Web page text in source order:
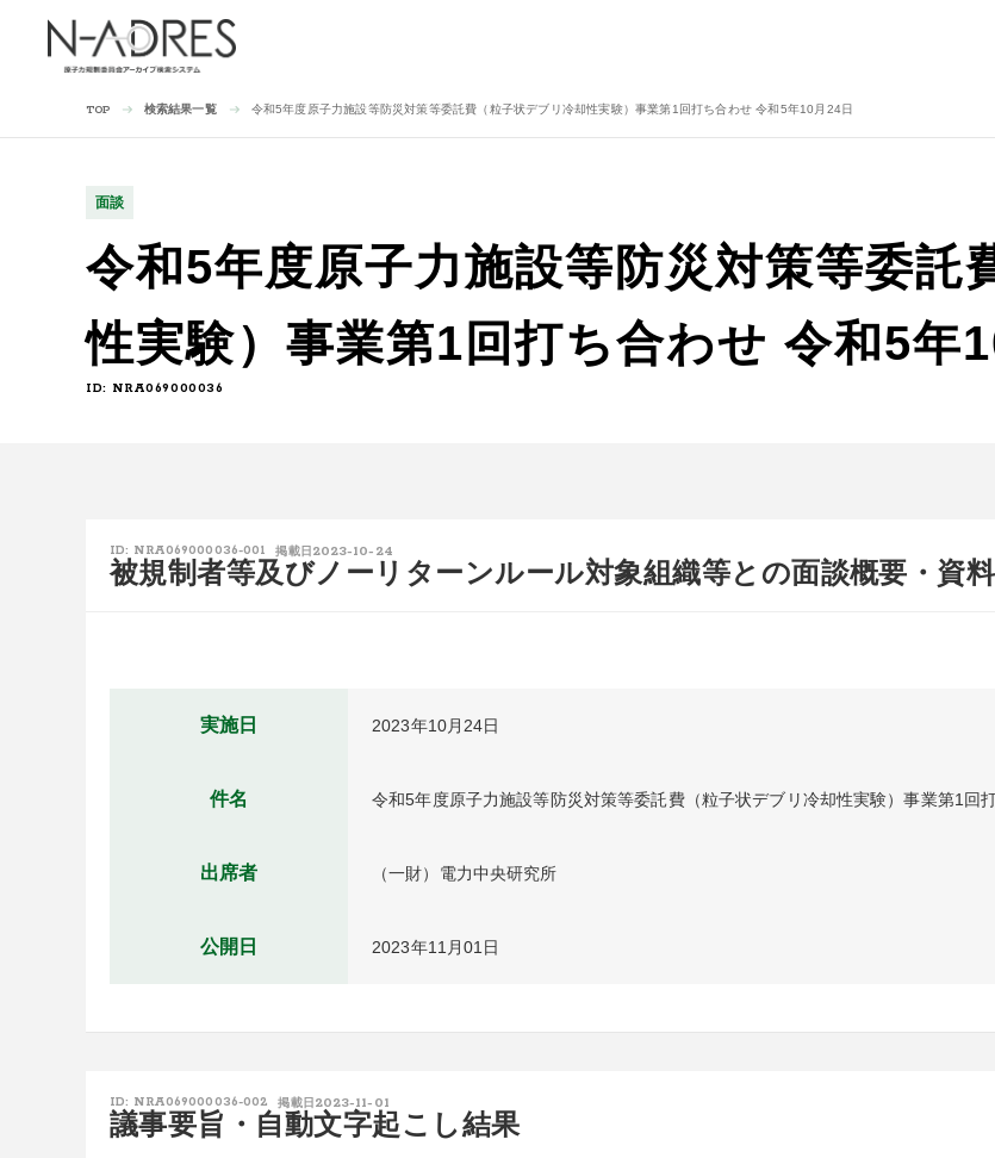
TOP 検索結果一覧 令和5年度原子力施設等防災対策等委託費（粒子状デブリ冷却性実験）事業第1回打ち合わせ 令和5年10月24日
面談
令和5年度原子力施設等防災対策等委託
性実験）事業第1回打ち合わせ 令和5年
ID: NRA069000036
ID: NRA069000036-001 掲載日 2023-10-24
被規制者等及びノーリターンルール対象組織等との面談概要・資料
実施日 2023年10月24日
件名 令和5年度原子力施設等防災対策等委託費（粒子状デブリ冷却性実験）事業第1回
出席者 （一財）電力中央研究所
公開日 2023年11月01日
ID: NRA069000036-002 掲載日 2023-11-01
議事要旨・自動文字起こし結果